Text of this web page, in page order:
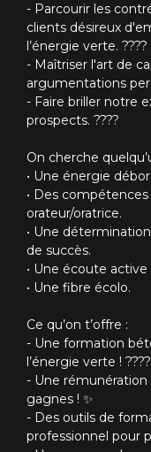
- Parcourir les
clients désireux
l’énergie verte. ????
- Maîtriser l'art de
argumentations
- Faire briller notre
prospects. ????
On cherche
• Une énergie
• Des
orateur/oratrice.
• Une
de succès.
• Une écoute
• Une fibre écolo.
Ce qu’on t’offre :
- Une formation
l’énergie verte ! ????
- Une rémunération
gagnes ! ✨
- Des outils de
professionnel pour